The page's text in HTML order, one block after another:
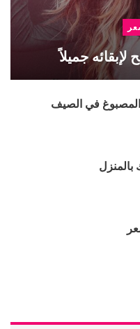
لإبقائه جميلاً
المصبوغ في الصيف